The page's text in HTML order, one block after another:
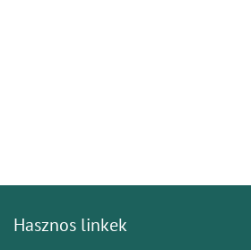
Hasznos linkek